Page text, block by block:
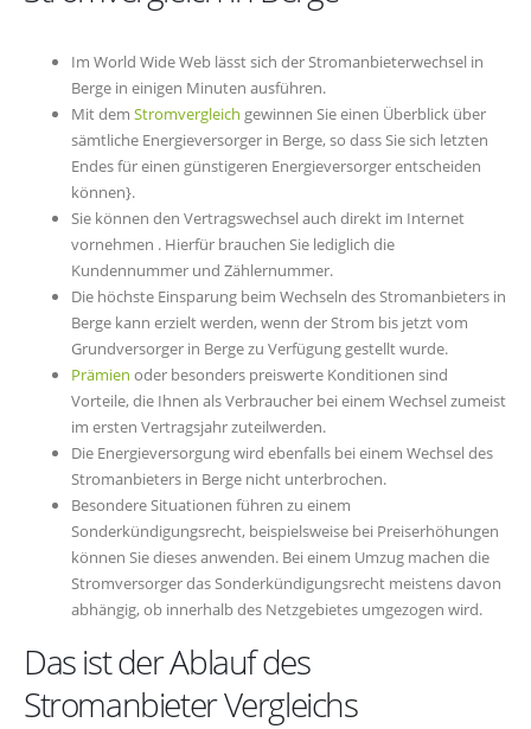
Im World Wide Web lässt sich der Stromanbieterwechsel in
Berge in einigen Minuten ausführen.
Mit dem Stromvergleich gewinnen Sie einen Überblick über
sämtliche Energieversorger in Berge, so dass Sie sich letzten
Endes für einen günstigeren Energieversorger entscheiden
können}.
Sie können den Vertragswechsel auch direkt im Internet
vornehmen . Hierfür brauchen Sie lediglich die
Kundennummer und Zählernummer.
Die höchste Einsparung beim Wechseln des Stromanbieters in
Berge kann erzielt werden, wenn der Strom bis jetzt vom
Grundversorger in Berge zu Verfügung gestellt wurde.
Prämien oder besonders preiswerte Konditionen sind
Vorteile, die Ihnen als Verbraucher bei einem Wechsel zumeist
im ersten Vertragsjahr zuteilwerden.
Die Energieversorgung wird ebenfalls bei einem Wechsel des
Stromanbieters in Berge nicht unterbrochen.
Besondere Situationen führen zu einem
Sonderkündigungsrecht, beispielsweise bei Preiserhöhungen
können Sie dieses anwenden. Bei einem Umzug machen die
Stromversorger das Sonderkündigungsrecht meistens davon
abhängig, ob innerhalb des Netzgebietes umgezogen wird.
Das ist der Ablauf des
Stromanbieter Vergleichs